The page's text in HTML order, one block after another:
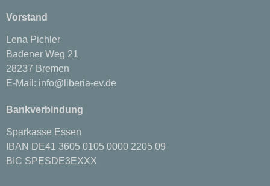
Vorstand
Lena Pichler
Badener Weg 21
28237 Bremen
E-Mail: info@liberia-ev.de
Bankverbindung
Sparkasse Essen
IBAN DE41 3605 0105 0000 2205 09
BIC SPESDE3EXXX